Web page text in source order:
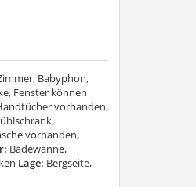
Babyphon,
Fenster können
vorhanden,
vorhanden,
Badewanne,
Lage: Bergseite,